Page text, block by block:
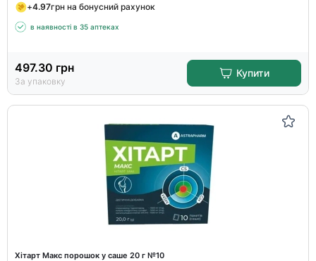
+4.97грн на бонусний рахунок
в наявності в 35 аптеках
497.30 грн
За упаковку
Купити
Хітарт Макс порошок у саше 20 г №10